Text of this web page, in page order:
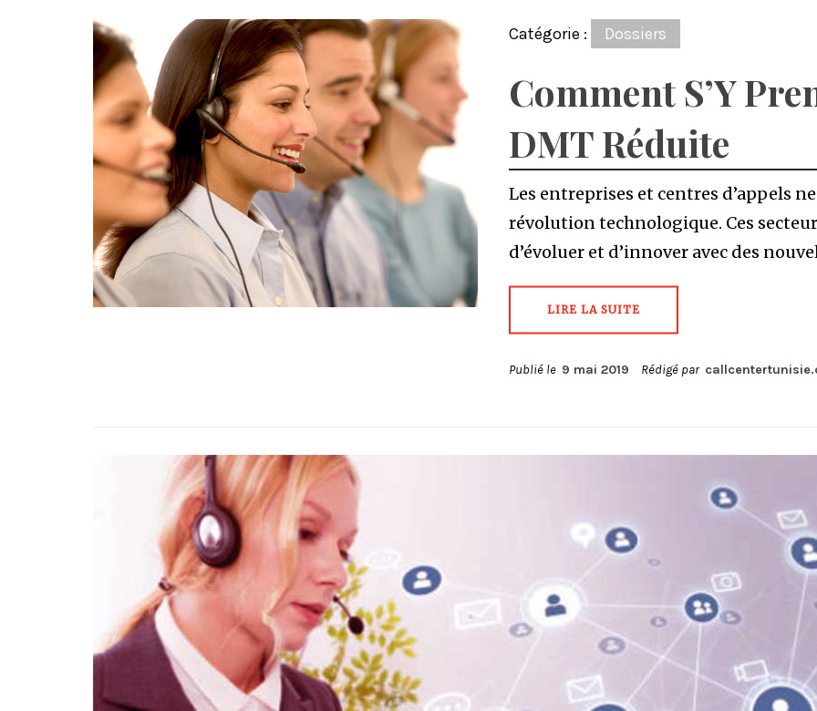
Catégorie : Dossiers
Comment S’Y
DMT Réduite
Les entreprises et centres d’appels
révolution technologique. Ces
d’évoluer et d’innover avec des
LIRE LA SUITE
Publié le 9 mai 2019 Rédigé par